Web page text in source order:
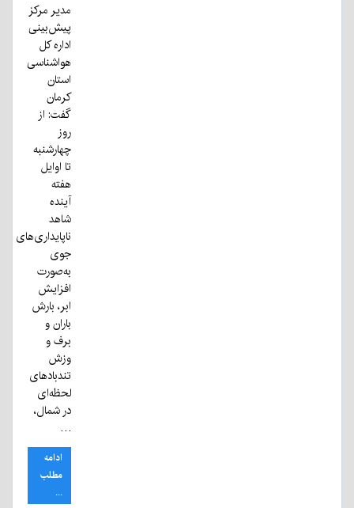
مدیر مرکز
پیش‌بینی
اداره کل
هواشناسی
استان
کرمان
گفت: از
روز
چهارشنبه
تا اوایل
هفته
آینده
شاهد
ناپایداری‌های
جوی
به‌صورت
افزایش
ابر، بارش
باران و
برف و
وزش
تندبادهای
لحظه‌ای
در شمال،
…
ادامه
مطلب
...